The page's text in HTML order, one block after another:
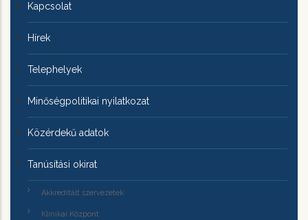
Kapcsolat
Hírek
Telephelyek
Minőségpolitikai nyilatkozat
Közérdekű adatok
Tanúsítási okirat
Akkreditált szervezetek
Klinikai Központ